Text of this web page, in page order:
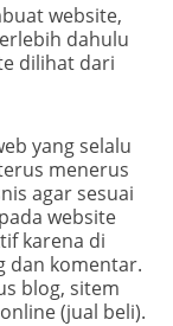
website,
dahulu
dilihat dari
yang selalu
menerus
agar sesuai
website
karena di
dan komentar.
blog, sitem
(jual beli).